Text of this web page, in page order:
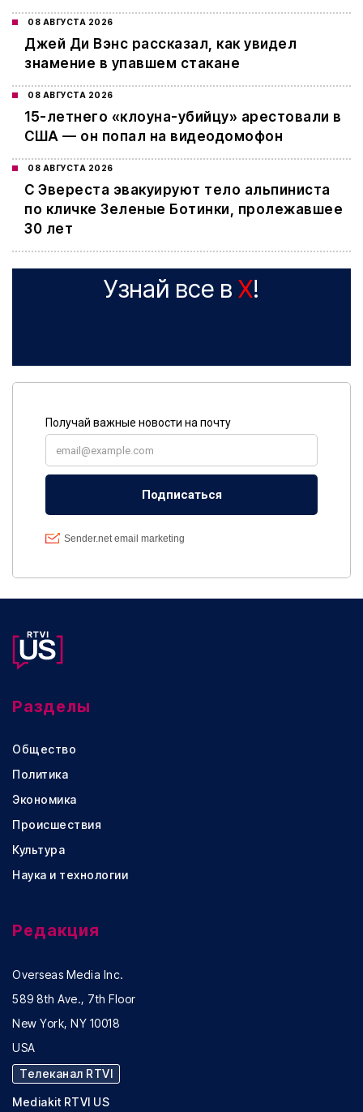
08 АВГУСТА 2026
Джей Ди Вэнс рассказал, как увидел
знамение в упавшем стакане
08 АВГУСТА 2026
15-летнего «клоуна-убийцу» арестовали в
США — он попал на видеодомофон
08 АВГУСТА 2026
С Эвереста эвакуируют тело альпиниста
по кличке Зеленые Ботинки, пролежавшее
30 лет
Узнай все в X!
Разделы
Общество
Политика
Экономика
Происшествия
Культура
Наука и технологии
Редакция
Overseas Media Inc.
589 8th Ave., 7th Floor
New York, NY 10018
USA
Телеканал RTVI
Mediakit RTVI US